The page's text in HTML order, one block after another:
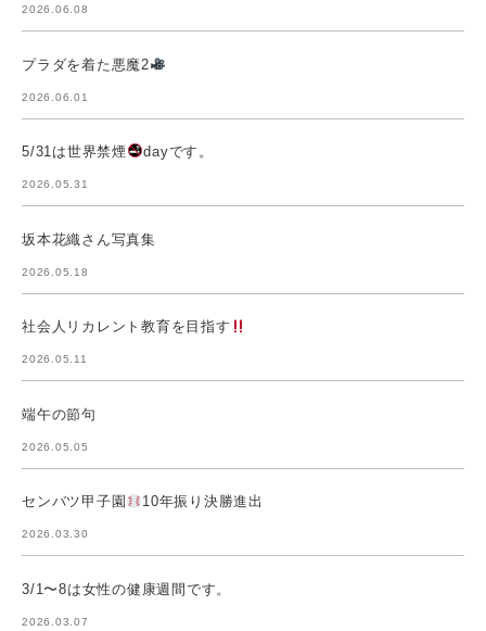
2026.06.08
プラダを着た悪魔2
2026.06.01
5/31は世界禁煙 dayです。
2026.05.31
坂本花織さん写真集
2026.05.18
社会人リカレント教育を目指す
2026.05.11
端午の節句
2026.05.05
センバツ甲子園 10年振り決勝進出
2026.03.30
3/1〜8は女性の健康週間です。
2026.03.07